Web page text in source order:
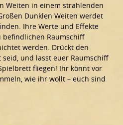
Weiten in einem strahlenden
Dunklen Weiten werdet
Ihre Werte und Effekte
befindlichen Raumschiff
werden. Drückt den
und lasst euer Raumschiff
fliegen! Ihr könnt vor
wie ihr wollt – euch sind